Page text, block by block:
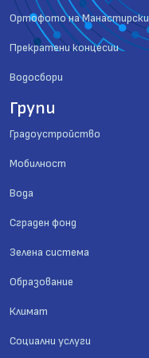
Ортофото на
Прекратени концесии
Водосбори
Групи
Градоустройство
Мобилност
Вода
Сграден фонд
Зелена система
Образование
Климат
Социални услуги